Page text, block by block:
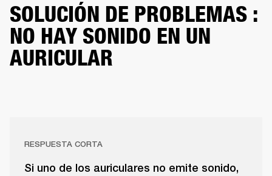
SOLUCIÓN DE PROBLEMAS :
NO HAY SONIDO EN UN
AURICULAR
RESPUESTA CORTA
Si uno de los auriculares no emite sonido,